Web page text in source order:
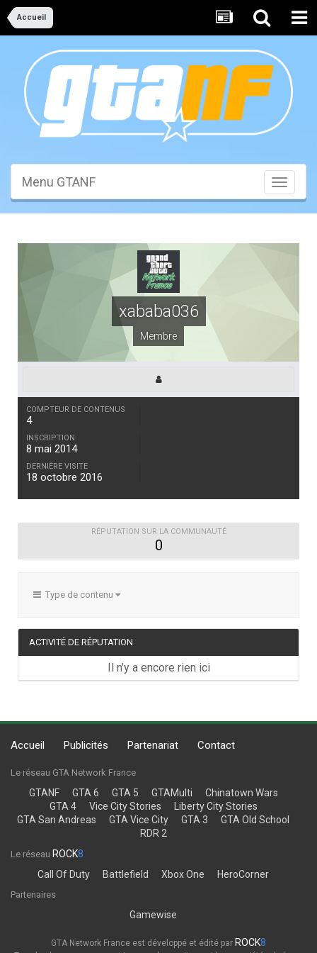
Accueil
Toggle
Menu GTANF
xababa036
Membre
COMPTEUR DE CONTENUS
4
INSCRIPTION
8 mai 2014
DERNIÈRE VISITE
18 octobre 2016
RÉPUTATION SUR LA COMMUNAUTÉ
0
Type de contenu
ACTIVITÉ DE RÉPUTATION
Il n’y a encore rien ici
Accueil Publicités Partenariat Contact
Le réseau GTA Network France
GTANF GTA 6 GTA 5 GTAMulti
Chinatown Wars
GTA 4
Vice City Stories
Liberty City Stories
GTA San Andreas
GTA Vice City GTA 3
GTA Old School
RDR 2
Le réseau ROCK8
Call Of Duty
Battlefield Xbox One HeroCorner
Partenaires
Gamewise
GTA Network France est développé et édité par ROCK8